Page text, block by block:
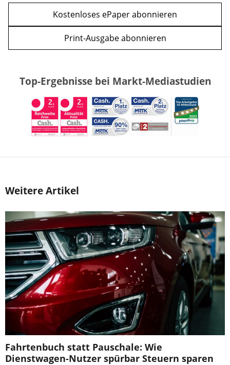
Kostenloses ePaper abonnieren
Print-Ausgabe abonnieren
Top-Ergebnisse bei Markt-Mediastudien
Weitere Artikel
Fahrtenbuch statt Pauschale: Wie
Dienstwagen-Nutzer spürbar Steuern sparen